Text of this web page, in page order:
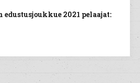
edustusjoukkue 2021 pelaajat: